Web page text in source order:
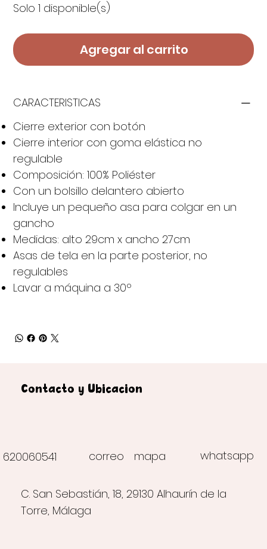
Solo 1 disponible(s)
Agregar al carrito
CARACTERISTICAS
Cierre exterior con botón
Cierre interior con goma elástica no
regulable
Composición: 100% Poliéster
Con un bolsillo delantero abierto
Incluye un pequeño asa para colgar en un
gancho
Medidas: alto 29cm x ancho 27cm
Asas de tela en la parte posterior, no
regulables
Lavar a máquina a 30º
correo
Contacto y Ubicación
620060541 whatsapp
C. San Sebastián, 18, 29130 Alhaurín de la
Torre, Málaga
mapa